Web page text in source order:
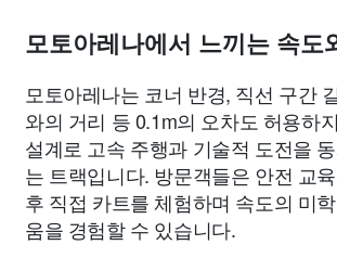
모토아레나에서 느끼는 속도
모토아레나는 코너 반경, 직선 구간
와의 거리 등 0.1m의 오차도 허용하
설계로 고속 주행과 기술적 도전을
는 트랙입니다. 방문객들은 안전 교
후 직접 카트를 체험하며 속도의 미
움을 경험할 수 있습니다.